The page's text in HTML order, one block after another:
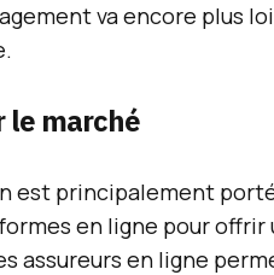
va encore plus
le marché
est principalement
en ligne pour
assureurs en ligne